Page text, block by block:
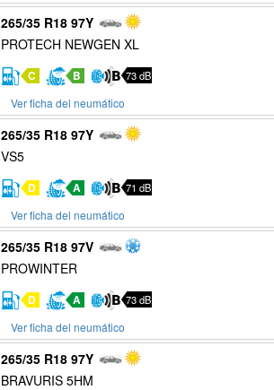
265/35 R18 97Y
PROTECH NEWGEN XL
C B 73 dB
Ver ficha del neumático
265/35 R18 97Y
VS5
D A 71 dB
Ver ficha del neumático
265/35 R18 97V
PROWINTER
D A 73 dB
Ver ficha del neumático
265/35 R18 97Y
BRAVURIS 5HM